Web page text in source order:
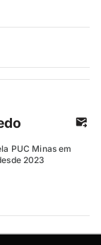
PUC Minas em
2023